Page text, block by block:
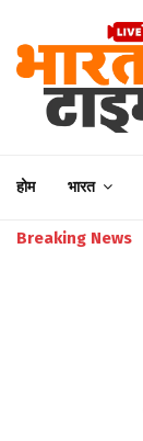
होम भारत
Breaking News